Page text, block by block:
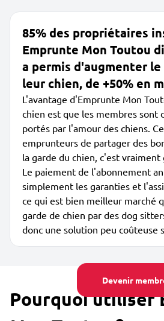
Devenir
85% des propriétaires
Emprunte Mon Toutou
a permis d'augmenter
leur chien, de +50% en
L'avantage d'Emprunte Mon
chien est que les membres sont
portés par l'amour des chiens.
emprunteurs de partager des
la garde du chien, c'est vraiment
Le paiement de l'abonnement
simplement les garanties et
ce qui est bien meilleur marché
garde de chien par des dog
donc une solution peu coûteuse
Pourquoi utiliser